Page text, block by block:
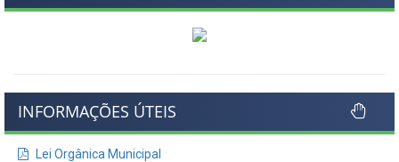
INFORMAÇÕES ÚTEIS
Lei Orgânica Municipal